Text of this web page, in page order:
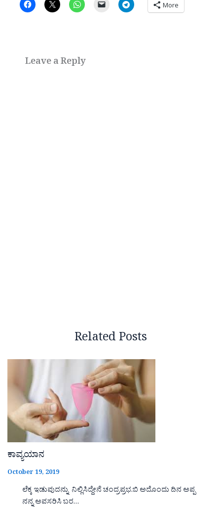
More
Leave a Reply
Related Posts
ಕಾವ್ಯಯಾನ
October 19, 2019
ಲೆಕ್ಕ ಇಡುವುದನ್ನು ನಿಲ್ಲಿಸಿದ್ದೇನೆ ಚಂದ್ರಪ್ರಭ.ಬಿ ಅದೊಂದು ದಿನ ಅಪ್ಪ
ನನ್ನ ಅವಸರಿಸಿ ಬರ…